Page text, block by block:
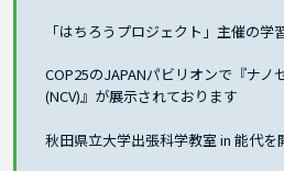
「はちろうプロジェクト」主催の学
COP25のJAPANパビリオンで『ナノ
(NCV)』が展示されております
秋田県立大学出張科学教室 in 能代を